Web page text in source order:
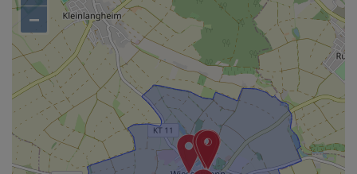
−